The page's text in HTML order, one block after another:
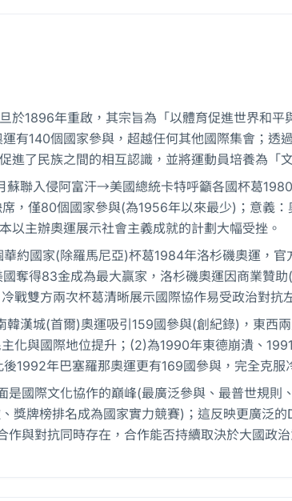
於1896年重啟，其宗旨為「以體育促進世界和
有140個國家參與，超越任何其他國際集會；透
進了民族之間的相互認識，並將運動員培養為「
蘇聯入侵阿富汗→美國總統卡特呼籲各國杯葛
，僅80個國家參與(為1956年以來最少)；意義
以主辦奧運展示社會主義成就的計劃大幅受挫。
約國家(除羅馬尼亞)杯葛1984年洛杉磯奧運，官
奪得83金成為最大贏家，洛杉磯奧運因商業贊
戰雙方兩次杯葛清晰展示國際協作易受政治對抗
韓漢城(首爾)奧運吸引159國參與(創紀錄)，東西
化與國際地位提升；(2)為1990年東德崩潰、
1992年巴塞羅那奧運更有169國參與，完全克服
是國際文化協作的巔峰(最廣泛參與、最普世規則
獎牌榜排名成為國家實力競賽)；這反映更廣泛
與對抗同時存在，合作能否持續取決於大國政治